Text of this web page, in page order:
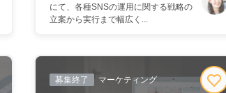
にて、各種SNSの運用に関する戦略の
立案から実行まで幅広く...
募集終了 マーケティング